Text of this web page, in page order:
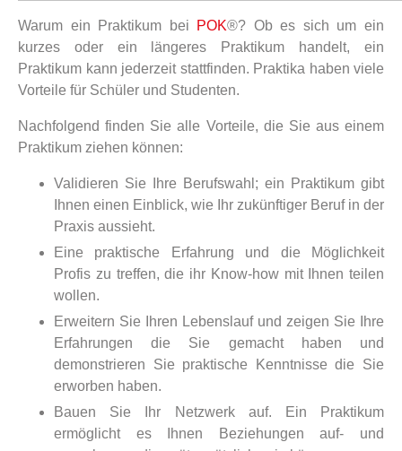
Warum ein Praktikum bei POK®? Ob es sich um ein
kurzes oder ein längeres Praktikum handelt, ein
Praktikum kann jederzeit stattfinden. Praktika haben viele
Vorteile für Schüler und Studenten.
Nachfolgend finden Sie alle Vorteile, die Sie aus einem
Praktikum ziehen können:
Validieren Sie Ihre Berufswahl; ein Praktikum gibt
Ihnen einen Einblick, wie Ihr zukünftiger Beruf in der
Praxis aussieht.
Eine praktische Erfahrung und die Möglichkeit
Profis zu treffen, die ihr Know-how mit Ihnen teilen
wollen.
Erweitern Sie Ihren Lebenslauf und zeigen Sie Ihre
Erfahrungen die Sie gemacht haben und
demonstrieren Sie praktische Kenntnisse die Sie
erworben haben.
Bauen Sie Ihr Netzwerk auf. Ein Praktikum
ermöglicht es Ihnen Beziehungen auf- und